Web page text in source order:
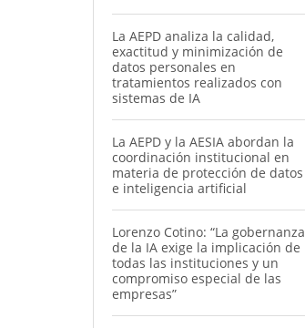
La AEPD analiza la calidad,
exactitud y minimización de
datos personales en
tratamientos realizados con
sistemas de IA
La AEPD y la AESIA abordan la
coordinación institucional en
materia de protección de datos
e inteligencia artificial
Lorenzo Cotino: “La gobernanza
de la IA exige la implicación de
todas las instituciones y un
compromiso especial de las
empresas”